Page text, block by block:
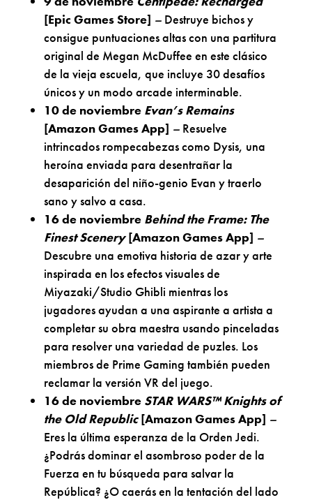
[Epic Games Store] – Destruye bichos y
consigue puntuaciones altas con una partitura
original de Megan McDuffee en este clásico
de la vieja escuela, que incluye 30 desafíos
únicos y un modo arcade interminable.
10 de noviembre Evan’s Remains
[Amazon Games App] – Resuelve
intrincados rompecabezas como Dysis, una
heroína enviada para desentrañar la
desaparición del niño-genio Evan y traerlo
sano y salvo a casa.
16 de noviembre Behind the Frame: The
Finest Scenery[Amazon Games App] –
Descubre una emotiva historia de azar y arte
inspirada en los efectos visuales de
Miyazaki/Studio Ghibli mientras los
jugadores ayudan a una aspirante a artista a
completar su obra maestra usando pinceladas
para resolver una variedad de puzles. Los
miembros de Prime Gaming también pueden
reclamar la versión VR del juego.
16 de noviembre STAR WARS™ Knights of
the Old Republic[Amazon Games App] –
Eres la última esperanza de la Orden Jedi.
¿Podrás dominar el asombroso poder de la
Fuerza en tu búsqueda para salvar la
República? ¿O caerás en la tentación del lado